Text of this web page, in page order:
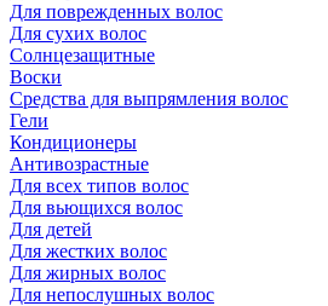
Для поврежденных волос
Для сухих волос
Солнцезащитные
Воски
Средства для выпрямления волос
Гели
Кондиционеры
Антивозрастные
Для всех типов волос
Для вьющихся волос
Для детей
Для жестких волос
Для жирных волос
Для непослушных волос